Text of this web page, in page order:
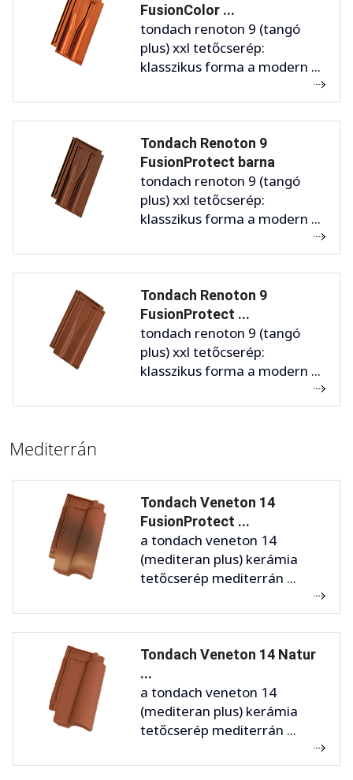
FusionColor ...
tondach renoton 9 (tangó
plus) xxl tetőcserép:
klasszikus forma a modern ...
Tondach Renoton 9
FusionProtect barna
tondach renoton 9 (tangó
plus) xxl tetőcserép:
klasszikus forma a modern ...
Tondach Renoton 9
FusionProtect ...
tondach renoton 9 (tangó
plus) xxl tetőcserép:
klasszikus forma a modern ...
Mediterrán
Tondach Veneton 14
FusionProtect ...
a tondach veneton 14
(mediteran plus) kerámia
tetőcserép mediterrán ...
Tondach Veneton 14 Natur
...
a tondach veneton 14
(mediteran plus) kerámia
tetőcserép mediterrán ...